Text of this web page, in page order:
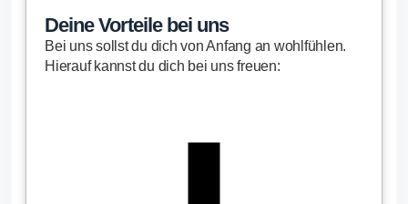
Deine Vorteile bei uns
Bei uns sollst du dich von Anfang an wohlfühlen.
Hierauf kannst du dich bei uns freuen: